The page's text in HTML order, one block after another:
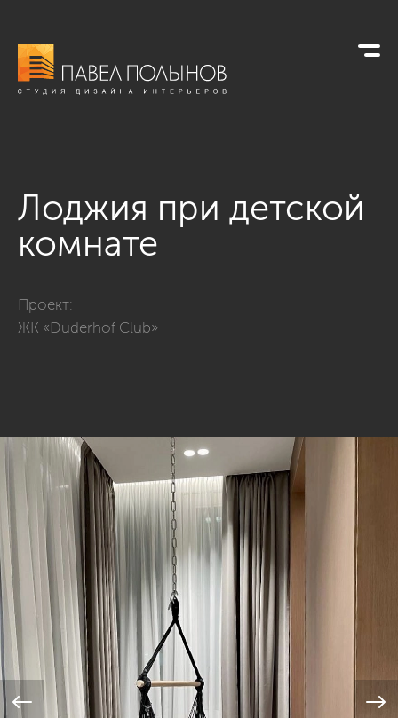
Лоджия при детской
комнате
Проект:
ЖК «Duderhof Club»